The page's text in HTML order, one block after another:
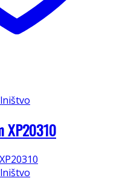
XP20310